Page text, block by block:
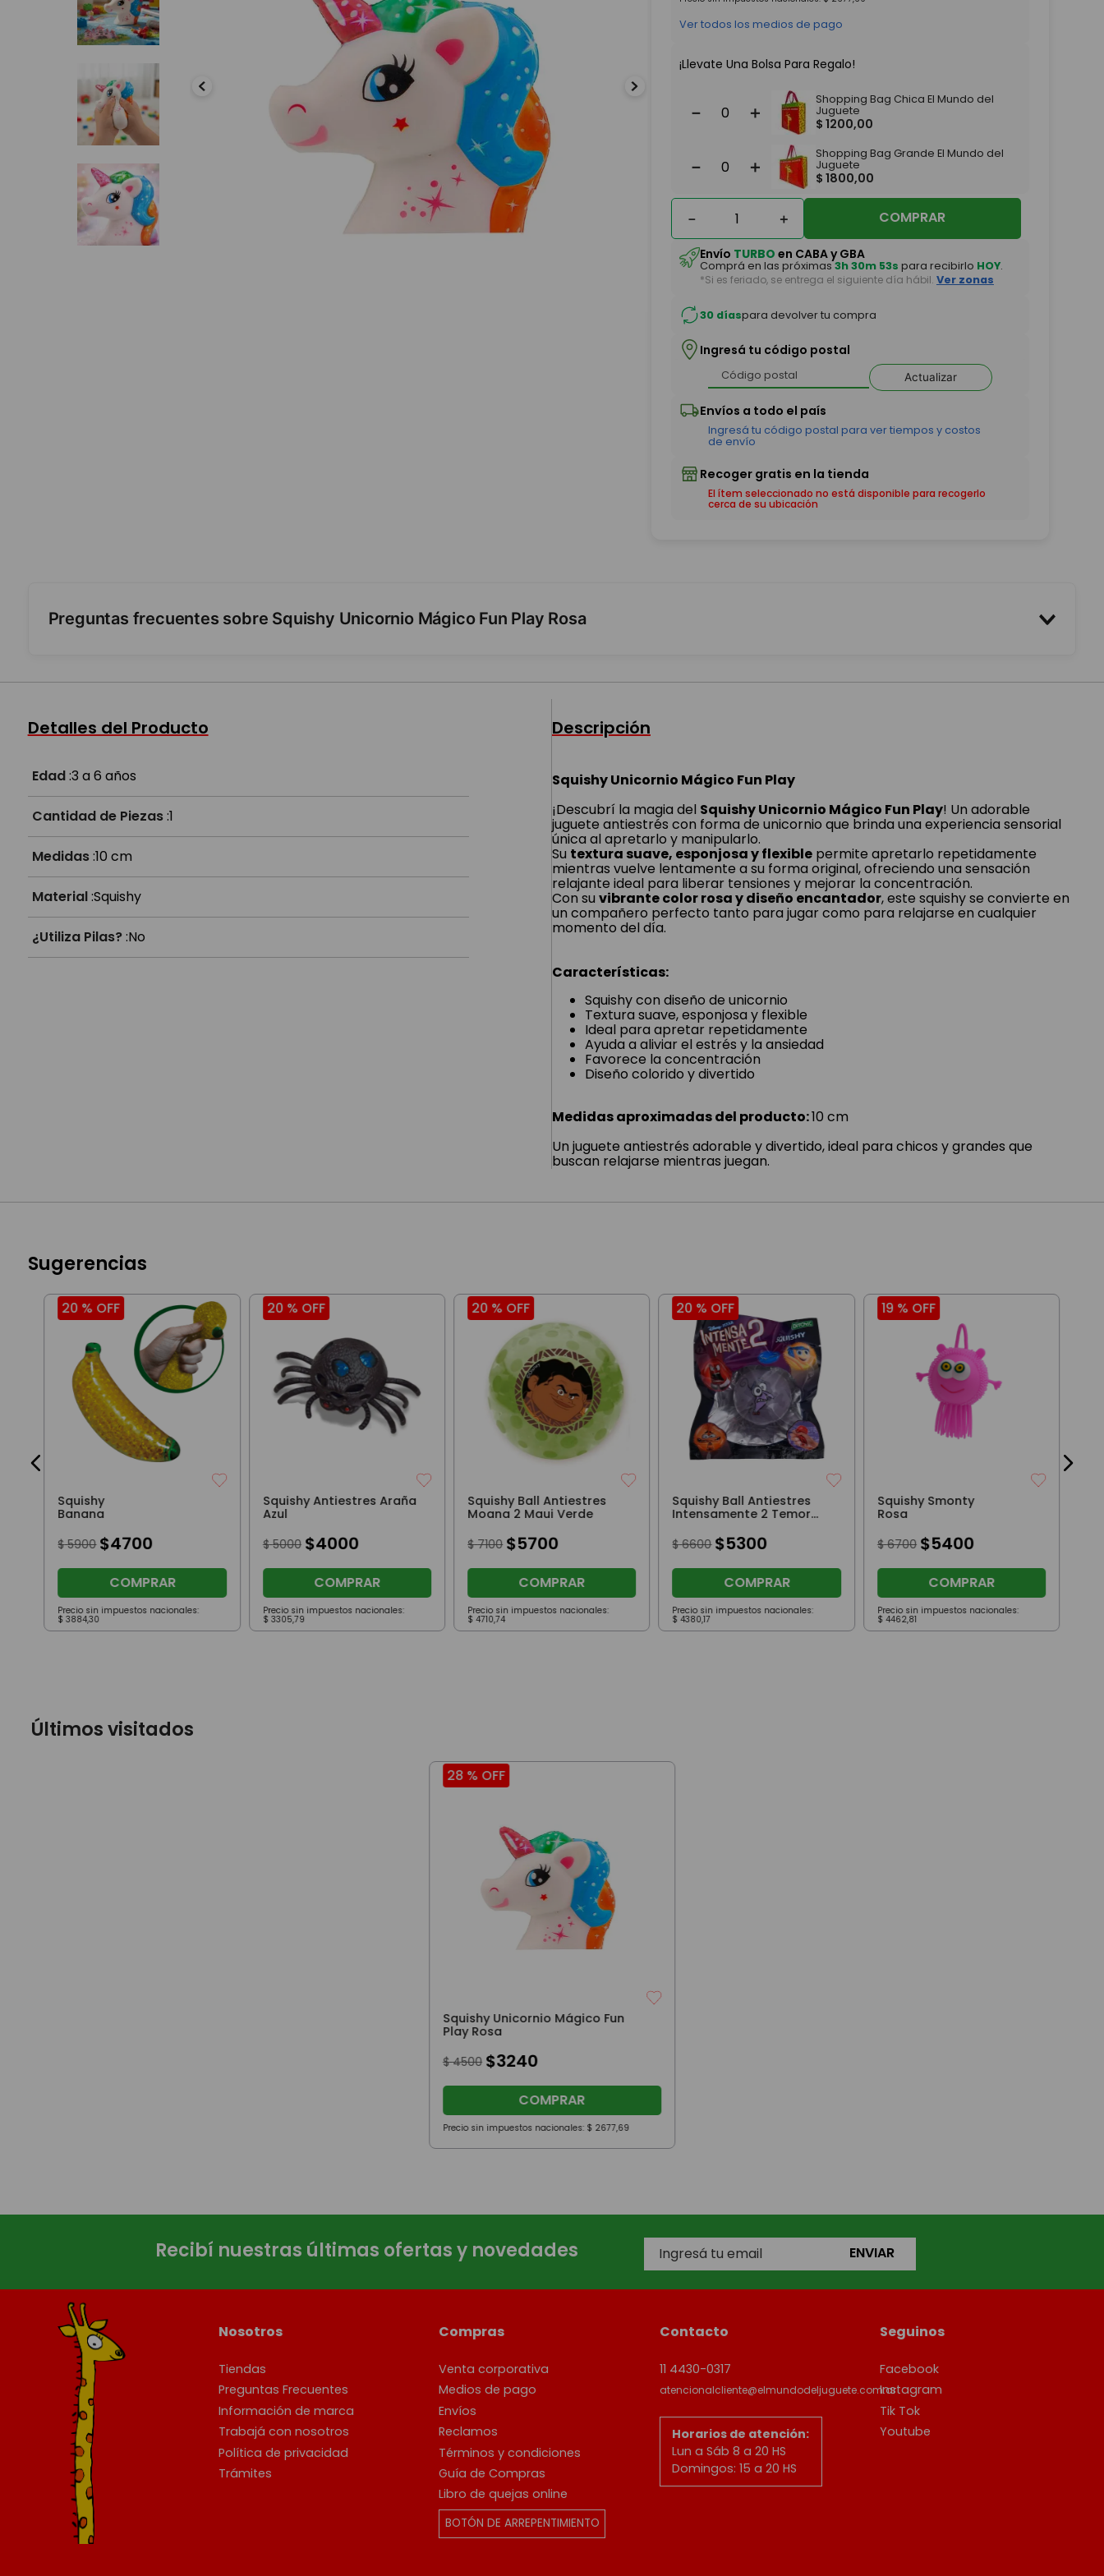
Ver todos los medios de pago
¡Llevate Una Bolsa Para Regalo!
＋
－
Shopping Bag Chica El Mundo del
Juguete
$ 1200,00
＋
－
Shopping Bag Grande El Mundo del
Juguete
$ 1800,00
＋
－ COMPRAR
Envío TURBO en CABA y GBA
Comprá en las próximas3h 30m 52s para recibirlo HOY.
*Si es feriado, se entrega el siguiente día hábil. Ver zonas
30 díaspara devolver tu compra
Ingresá tu código postal
Actualizar
El ítem seleccionado no está disponible para recogerlo
cerca de su ubicación
Preguntas frecuentes sobre Squishy Unicornio Mágico Fun Play Rosa
¿Para qué sirve además de jugar?
Detalles del Producto
Edad:3 a 6 años
Cantidad de Piezas:1
Medidas:10 cm
Material:Squishy
¿Utiliza Pilas?:No
Descripción
Squishy Unicornio Mágico Fun Play
¡Descubrí la magia del Squishy Unicornio Mágico Fun Play! Un adorable
juguete antiestrés con forma de unicornio que brinda una experiencia sensorial
única al apretarlo y manipularlo.
Su textura suave, esponjosa y flexible permite apretarlo repetidamente
mientras vuelve lentamente a su forma original, ofreciendo una sensación
relajante ideal para liberar tensiones y mejorar la concentración.
Con su vibrante color rosa y diseño encantador, este squishy se convierte en
un compañero perfecto tanto para jugar como para relajarse en cualquier
momento del día.
Características:
Squishy con diseño de unicornio
Textura suave, esponjosa y flexible
Ideal para apretar repetidamente
Ayuda a aliviar el estrés y la ansiedad
Favorece la concentración
Diseño colorido y divertido
Medidas aproximadas del producto:10 cm
Un juguete antiestrés adorable y divertido, ideal para chicos y grandes que
buscan relajarse mientras juegan.
Sugerencias
20 % OFF
Squishy
Banana
$ 5900 $4700
COMPRAR
Precio sin impuestos nacionales:
$ 3884,30
20 % OFF
Squishy Antiestres Araña
Azul
$ 5000 $4000
COMPRAR
Precio sin impuestos nacionales:
$ 3305,79
20 % OFF
Squishy Ball Antiestres
Moana 2 Maui Verde
$ 7100 $5700
COMPRAR
Precio sin impuestos nacionales:
$ 4710,74
20 % OFF
Squishy Ball Antiestres
Intensamente 2 Temor
$ 6600 $5300
COMPRAR
Precio sin impuestos nacionales:
$ 4380,17
19 % OFF
Squishy Smonty
Rosa
$ 6700 $5400
COMPRAR
Precio sin impuestos nacionales:
$ 4462,81
Últimos visitados
28 %OFF
Squishy Unicornio Mágico Fun
Play Rosa
$ 4500 $3240
COMPRAR
Precio sin impuestos nacionales: $ 2677,69
Recibí nuestras últimas ofertas y novedades ENVIAR
Nosotros
Tiendas
Preguntas Frecuentes
Información de marca
Trabajá con nosotros
Política de privacidad
Trámites
Compras
Venta corporativa
Medios de pago
Envíos
Reclamos
Términos y condiciones
Guía de Compras
Libro de quejas online
BOTÓN DE ARREPENTIMIENTO
Contacto
11 4430-0317
atencionalcliente@elmundodeljuguete.com.ar
Horarios de atención:
Lun a Sáb 8 a 20 HS
Domingos: 15 a 20 HS
Seguinos
Facebook
Instagram
Tik Tok
Youtube